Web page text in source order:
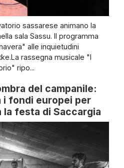
sassarese animano la
sala Sassu. Il programma
alle inquietudini
rassegna musicale "I
ripo...
del campanile:
i fondi europei per
festa di Saccargia